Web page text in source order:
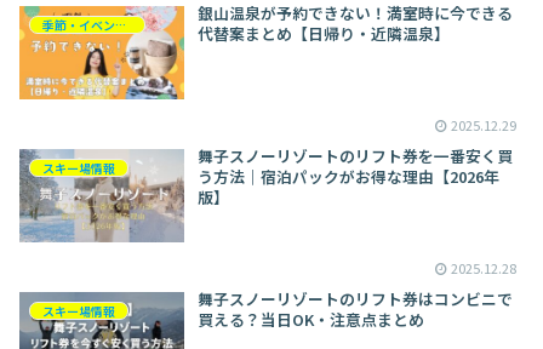
季節・イベント別旅行
銀山温泉が予約できない！満室時に今できる
代替案まとめ【日帰り・近隣温泉】
2025.12.29
スキー場情報
舞子スノーリゾートのリフト券を一番安く買
う方法｜宿泊パックがお得な理由【2026年
版】
2025.12.28
スキー場情報
舞子スノーリゾートのリフト券はコンビニで
買える？当日OK・注意点まとめ